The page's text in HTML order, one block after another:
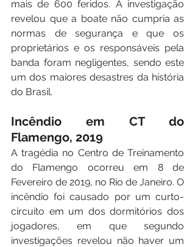
mais de 600 feridos. A investigação
revelou que a boate não cumpria as
normas de segurança e que os
proprietários e os responsáveis pela
banda foram negligentes, sendo este
um dos maiores desastres da história
do Brasil.
Incêndio em CT do
Flamengo, 2019
A tragédia no Centro de Treinamento
do Flamengo ocorreu em 8 de
Fevereiro de 2019, no Rio de Janeiro. O
incêndio foi causado por um curto-
circuito em um dos dormitórios dos
jogadores, em que segundo
investigações revelou não haver um